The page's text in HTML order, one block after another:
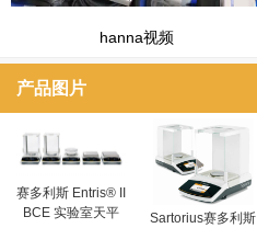
hanna视频
产品图片
赛多利斯 Entris® II
BCE 实验室天平
Sartorius赛多利斯